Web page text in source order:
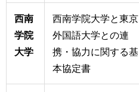
西南
学院
大学
西南学院大学と東京
外国語大学との連
携・協力に関する基
本協定書